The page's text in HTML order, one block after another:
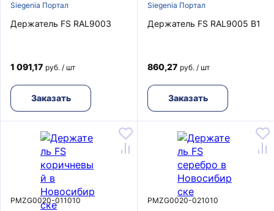
Siegenia Портал
Держатель FS RAL9003
1 091,17 руб. / шт
Заказать
Siegenia Портал
Держатель FS RAL9005 B1
860,27 руб. / шт
Заказать
PMZG0020-011010 PMZG0020-021010